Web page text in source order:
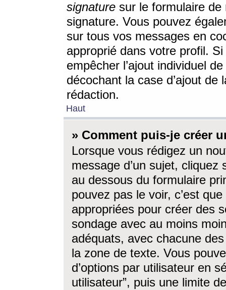
signature sur le formulaire de
signature. Vous pouvez
sur tous vos messages en
approprié dans votre profil.
empêcher l’ajout individuel
décochant la case d’ajout
rédaction.
Haut
» Comment puis-je créer
Lorsque vous rédigez un
message d’un sujet, cliquez
au dessous du formulaire
pouvez pas le voir, c’est
appropriées pour créer des
sondage avec au moins
adéquats, avec chacune
la zone de texte. Vous
d’options par utilisateur en
utilisateur”, puis une limite